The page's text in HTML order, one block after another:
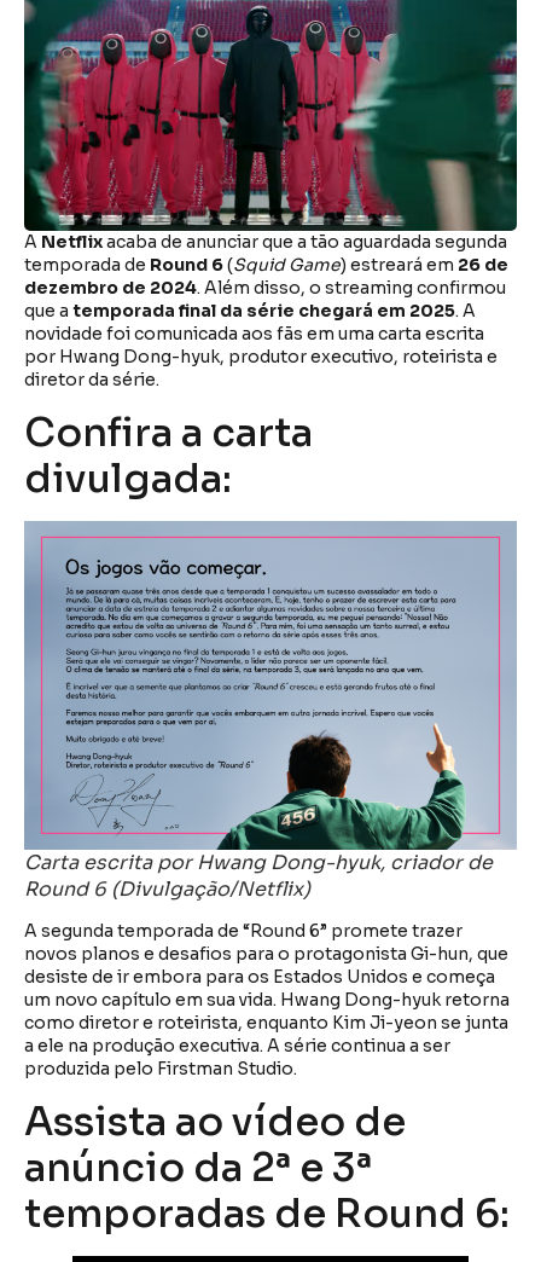
A Netflixacaba de anunciar que a tão aguardada segunda
temporada de Round 6(Squid Game) estreará em 26 de
dezembro de 2024. Além disso, o streaming confirmou
que a temporada final da série chegará em 2025. A
novidade foi comunicada aos fãs em uma carta escrita
por Hwang Dong-hyuk, produtor executivo, roteirista e
diretor da série.
Confira a carta
divulgada:
Carta escrita por Hwang Dong-hyuk, criador de
Round 6 (Divulgação/Netflix)
A segunda temporada de “Round 6” promete trazer
novos planos e desafios para o protagonista Gi-hun, que
desiste de ir embora para os Estados Unidos e começa
um novo capítulo em sua vida. Hwang Dong-hyuk retorna
como diretor e roteirista, enquanto Kim Ji-yeon se junta
a ele na produção executiva. A série continua a ser
produzida pelo Firstman Studio.
Assista ao vídeo de
anúncio da 2ª e 3ª
temporadas de Round 6: